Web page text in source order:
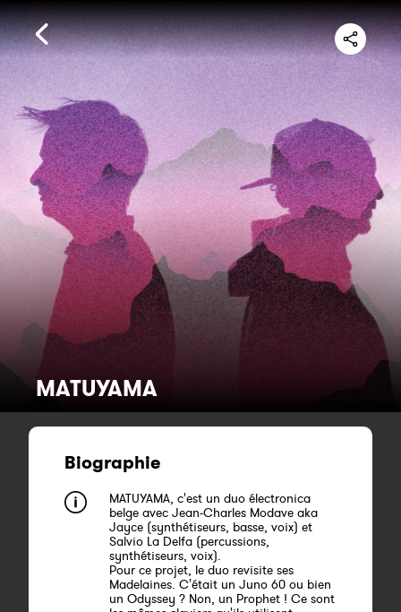
MATUYAMA
Biographie
MATUYAMA, c'est un duo électronica
belge avec Jean-Charles Modave aka
Jayce (synthétiseurs, basse, voix) et
Salvio La Delfa (percussions,
synthétiseurs, voix).
Pour ce projet, le duo revisite ses
Madelaines. C'était un Juno 60 ou bien
un Odyssey ? Non, un Prophet ! Ce sont